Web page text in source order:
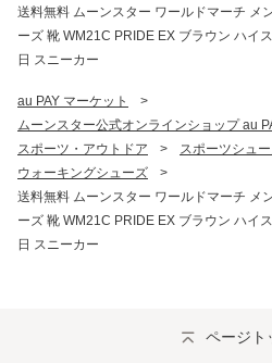
送料無料 ムーンスター ワールドマーチ メ
ーズ 靴 WM21C PRIDE EX ブラウン ハイ
日 スニーカー
au PAY マーケット
>
ムーンスター公式オンラインショップ au
スポーツ・アウトドア
> スポーツシュ
ウォーキングシューズ
>
送料無料 ムーンスター ワールドマーチ メ
ーズ 靴 WM21C PRIDE EX ブラウン ハイ
日 スニーカー
ページト